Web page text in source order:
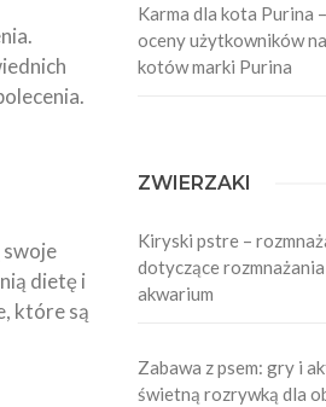
swoje
dietę i
które są
Karma dla kota Purina
oceny użytkowników
kotów marki Purina
ZWIERZAKI
Kiryski pstre –
dotyczące
akwarium
Zabawa z psem: gry i
świetną rozrywką dla